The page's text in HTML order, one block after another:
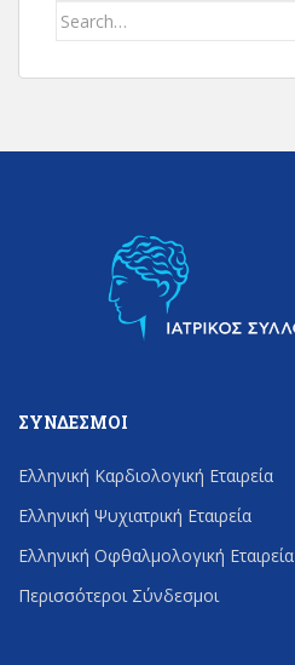
Search
ΣΎΝΔΕΣΜΟΙ
Ελληνική Καρδιολογική Εταιρεία
Ελληνική Ψυχιατρική Εταιρεία
Ελληνική Οφθαλμολογική Εταιρεία
Περισσότεροι Σύνδεσμοι